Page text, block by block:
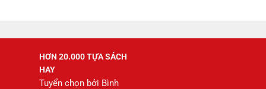
HƠN 20.000 TỰA SÁCH
HAY
Tuyển chọn bởi Bình